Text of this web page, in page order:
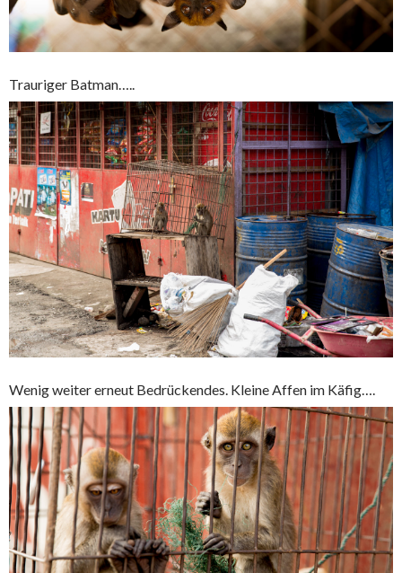
Trauriger Batman…..
Wenig weiter erneut Bedrückendes. Kleine Affen im Käfig….